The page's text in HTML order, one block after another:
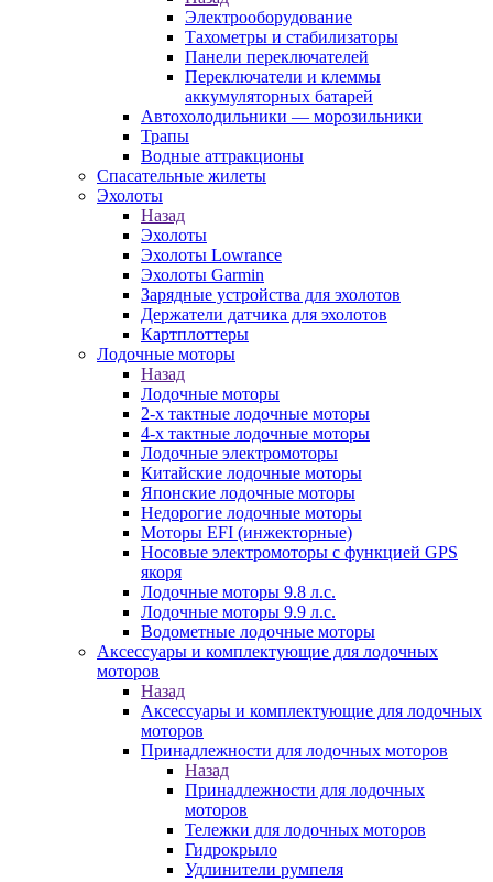
Электрооборудование
Тахометры и стабилизаторы
Панели переключателей
Переключатели и клеммы
аккумуляторных батарей
Автохолодильники — морозильники
Трапы
Водные аттракционы
Спасательные жилеты
Эхолоты
Назад
Эхолоты
Эхолоты Lowrance
Эхолоты Garmin
Зарядные устройства для эхолотов
Держатели датчика для эхолотов
Картплоттеры
Лодочные моторы
Назад
Лодочные моторы
2-х тактные лодочные моторы
4-х тактные лодочные моторы
Лодочные электромоторы
Китайские лодочные моторы
Японские лодочные моторы
Недорогие лодочные моторы
Моторы EFI (инжекторные)
Носовые электромоторы с функцией GPS
якоря
Лодочные моторы 9.8 л.с.
Лодочные моторы 9.9 л.с.
Водометные лодочные моторы
Аксессуары и комплектующие для лодочных
моторов
Назад
Аксессуары и комплектующие для лодочных
моторов
Принадлежности для лодочных моторов
Назад
Принадлежности для лодочных
моторов
Тележки для лодочных моторов
Гидрокрыло
Удлинители румпеля